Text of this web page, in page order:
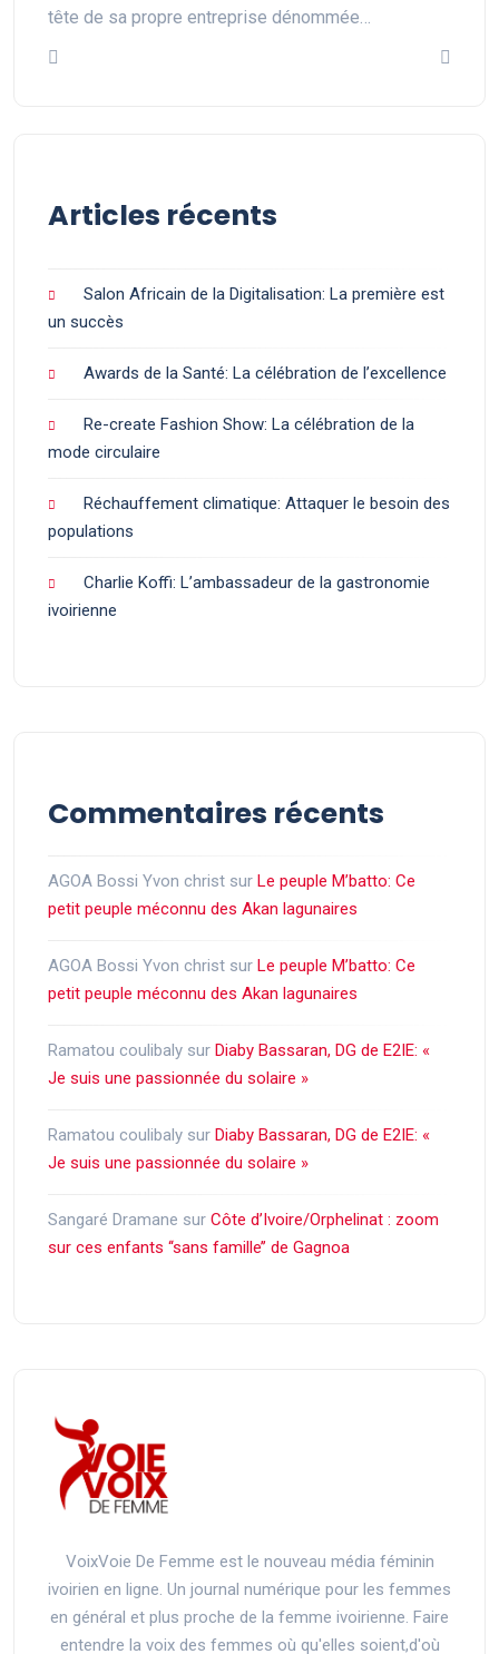
tête de sa propre entreprise dénommée…
Articles récents
Salon Africain de la Digitalisation: La première est
un succès
Awards de la Santé: La célébration de l’excellence
Re-create Fashion Show: La célébration de la
mode circulaire
Réchauffement climatique: Attaquer le besoin des
populations
Charlie Koffi: L’ambassadeur de la gastronomie
ivoirienne
Commentaires récents
AGOA Bossi Yvon christ sur Le peuple M’batto: Ce
petit peuple méconnu des Akan lagunaires
AGOA Bossi Yvon christ sur Le peuple M’batto: Ce
petit peuple méconnu des Akan lagunaires
Ramatou coulibaly sur Diaby Bassaran, DG de E2IE: «
Je suis une passionnée du solaire »
Ramatou coulibaly sur Diaby Bassaran, DG de E2IE: «
Je suis une passionnée du solaire »
Sangaré Dramane sur Côte d’Ivoire/Orphelinat : zoom
sur ces enfants ‘‘sans famille’’ de Gagnoa
VoixVoie De Femme est le nouveau média féminin
ivoirien en ligne. Un journal numérique pour les femmes
en général et plus proche de la femme ivoirienne. Faire
entendre la voix des femmes où qu'elles soient,d'où